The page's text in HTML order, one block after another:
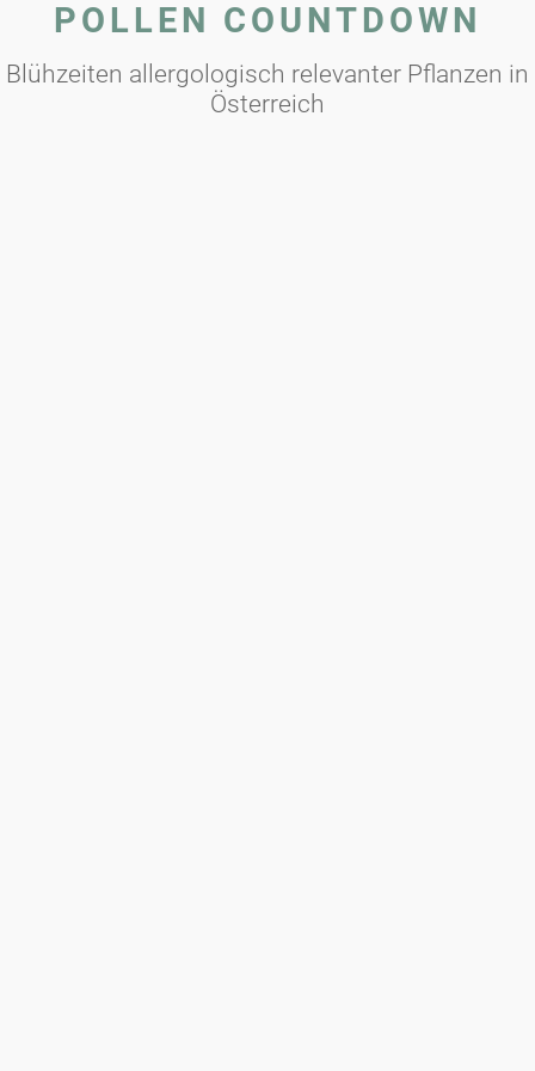
POLLEN COUNTDOWN
Blühzeiten allergologisch relevanter Pflanzen in
Österreich